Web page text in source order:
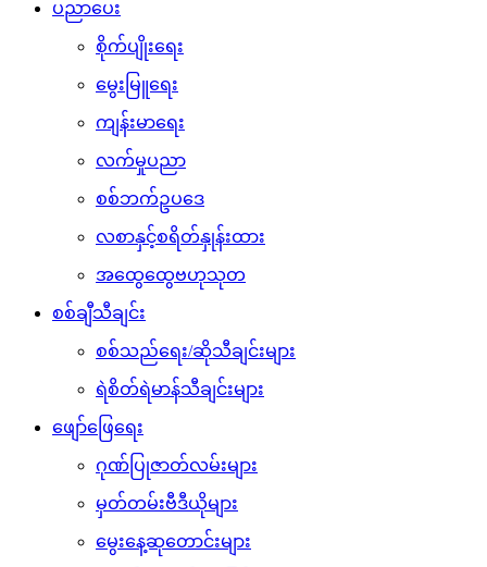
ပညာပေး
စိုက်ပျိုးရေး
မွေးမြူရေး
ကျန်းမာရေး
လက်မှုပညာ
စစ်ဘက်ဥပဒေ
လစာနှင့်စရိတ်နှုန်းထား
အထွေထွေဗဟုသုတ
စစ်ချီသီချင်း
စစ်သည်ရေး/ဆိုသီချင်းများ
ရဲစိတ်ရဲမာန်သီချင်းများ
ဖျော်ဖြေရေး
ဂုဏ်ပြုဇာတ်လမ်းများ
မှတ်တမ်းဗီဒီယိုများ
မွေးနေ့ဆုတောင်းများ